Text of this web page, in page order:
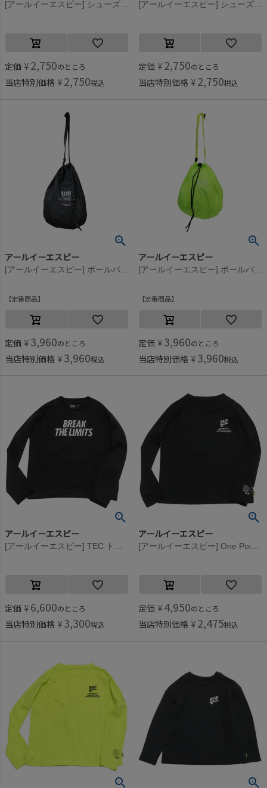
[アールイーエスピー] シューズケース ライム
定価 ¥ 2,750のところ
当店特別価格 ¥ 2,750税込
[アールイーエスピー] シューズケース ブラック
定価 ¥ 2,750のところ
当店特別価格 ¥ 2,750税込
アールイーエスピー
[アールイーエスピー] ボールバック(2L) ブラック
定番商品
定価 ¥ 3,960のところ
当店特別価格 ¥ 3,960税込
アールイーエスピー
[アールイーエスピー] ボールバック(2L) ライム
定番商品
定価 ¥ 3,960のところ
当店特別価格 ¥ 3,960税込
アールイーエスピー
[アールイーエスピー] TEC トレーナー ブラック
定価 ¥ 6,600のところ
当店特別価格 ¥ 3,300税込
アールイーエスピー
[アールイーエスピー] One Point ロングスリーブTee ブラック
定価 ¥ 4,950のところ
当店特別価格 ¥ 2,475税込